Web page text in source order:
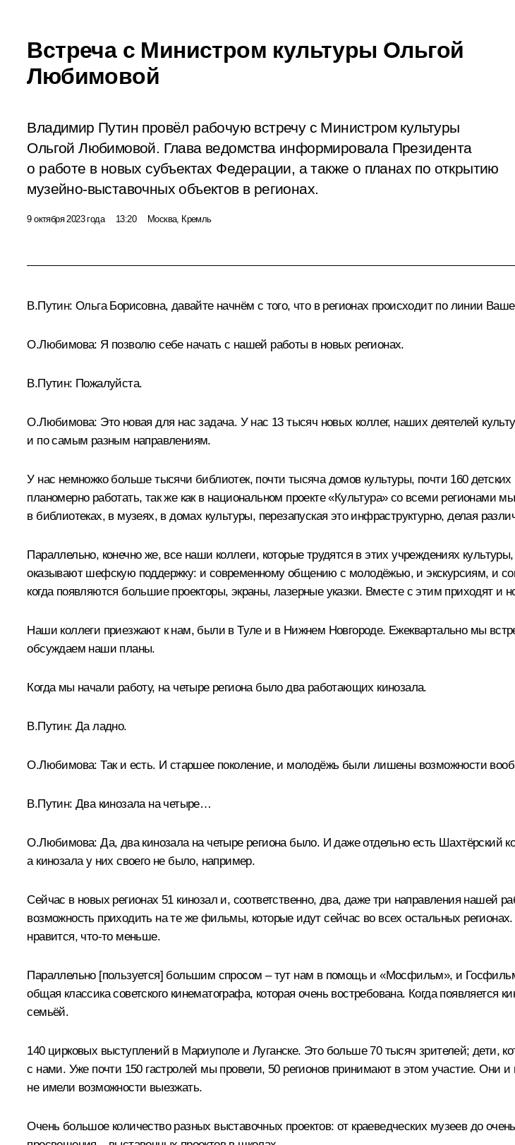
Встреча с Министром культуры Ольгой
Любимовой
Владимир Путин провёл рабочую встречу с Министром культуры
Ольгой Любимовой. Глава ведомства информировала Президента
о работе в новых субъектах Федерации, а также о планах по открытию
музейно-выставочных объектов в регионах.
9 октября 2023 года 13:20 Москва, Кремль
В.Путин: Ольга Борисовна, давайте начнём с того, что в регионах происходит по линии
О.Любимова: Я позволю себе начать с нашей работы в новых регионах.
В.Путин: Пожалуйста.
О.Любимова: Это новая для нас задача. У нас 13 тысяч новых коллег, наших деятелей
и по самым разным направлениям.
У нас немножко больше тысячи библиотек, почти тысяча домов культуры, почти 160
планомерно работать, так же как в национальном проекте «Культура» со всеми регионами
в библиотеках, в музеях, в домах культуры, перезапуская это инфраструктурно, делая
Параллельно, конечно же, все наши коллеги, которые трудятся в этих учреждениях
оказывают шефскую поддержку: и современному общению с молодёжью, и экскурсиям, и
когда появляются большие проекторы, экраны, лазерные указки. Вместе с этим приходят и
Наши коллеги приезжают к нам, были в Туле и в Нижнем Новгороде. Ежеквартально мы
обсуждаем наши планы.
Когда мы начали работу, на четыре региона было два работающих кинозала.
В.Путин: Да ладно.
О.Любимова: Так и есть. И старшее поколение, и молодёжь были лишены возможности
В.Путин: Два кинозала на четыре…
О.Любимова: Да, два кинозала на четыре региона было. И даже отдельно есть Шахтёрский
а кинозала у них своего не было, например.
Сейчас в новых регионах 51 кинозал и, соответственно, два, даже три направления
возможность приходить на те же фильмы, которые идут сейчас во всех остальных
нравится, что-то меньше.
Параллельно [пользуется] большим спросом – тут нам в помощь и «Мосфильм», и
общая классика советского кинематографа, которая очень востребована. Когда
семьёй.
140 цирковых выступлений в Мариуполе и Луганске. Это больше 70 тысяч зрителей; дети,
с нами. Уже почти 150 гастролей мы провели, 50 регионов принимают в этом участие. Они
не имели возможности выезжать.
Очень большое количество разных выставочных проектов: от краеведческих музеев до